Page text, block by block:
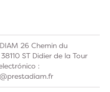
26 Chemin du
ST Didier de la Tour
: